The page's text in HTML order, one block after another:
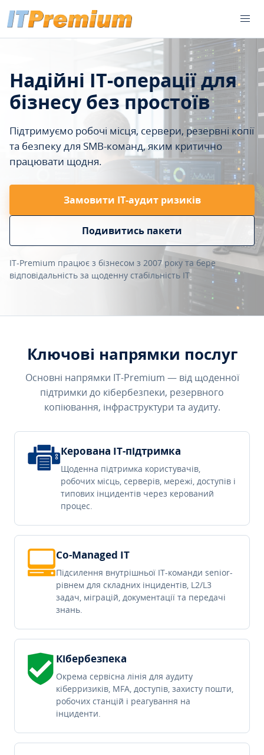
Надійні IT-операції для
бізнесу без простоїв
Підтримуємо робочі місця, сервери, резервні копії
та безпеку для SMB-команд, яким критично
працювати щодня.
Замовити ІТ-аудит ризиків
Подивитись пакети
IT-Premium працює з бізнесом з 2007 року та бере
відповідальність за щоденну стабільність IT.
Ключові напрямки послуг
Основні напрямки IT-Premium — від щоденної
підтримки до кібербезпеки, резервного
копіювання, інфраструктури та аудиту.
Керована IT-підтримка
Щоденна підтримка користувачів,
робочих місць, серверів, мережі, доступів і
типових інцидентів через керований
процес.
Co-Managed IT
Підсилення внутрішньої IT-команди senior-
рівнем для складних інцидентів, L2/L3
задач, міграцій, документації та передачі
знань.
Кібербезпека
Окрема сервісна лінія для аудиту
кіберризиків, MFA, доступів, захисту пошти,
робочих станцій і реагування на
інциденти.